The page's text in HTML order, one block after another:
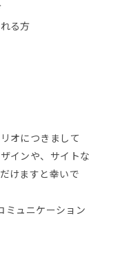
る方
オにつきまして
インや、サイトな
けますと幸いで
ミュニケーション